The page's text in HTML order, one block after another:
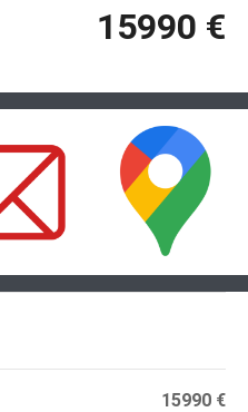
15990 €
15990 €